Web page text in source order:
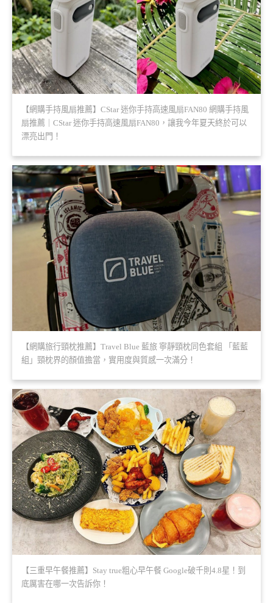
【網購手持風扇推薦】CStar 迷你手持高速風扇FAN80 網購手持風
扇推薦｜CStar 迷你手持高速風扇FAN80，讓我今年夏天終於可以
漂亮出門！
【網購旅行頸枕推薦】Travel Blue 藍旅 寧靜頸枕同色套組 「藍藍
組」頸枕界的顏值擔當，實用度與質感一次滿分！
【三重早午餐推薦】Stay true粗心早午餐 Google破千則4.8星！到
底厲害在哪一次告訴你！